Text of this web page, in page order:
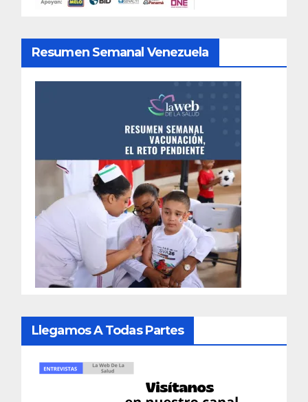
Resumen Semanal Venezuela
Llegamos A Todas Partes